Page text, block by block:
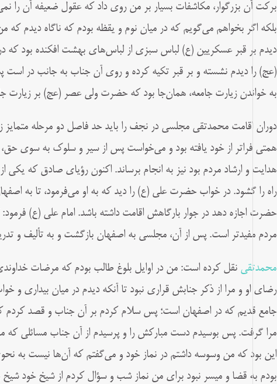
برکت آن بزرگوار، مکاشفات بسيار بر من روی داد که عقول ضعيفه آن را
بلکه اگر بخواهم می‌گويم که در ميان نوم و يقظه بودم که ناگاه ديدم که
ديدم بر قبر عسکريين (ع) لباس سبزی از لباس‌های بهشت افکنده بود که در
(عج) را ديدم نشسته و بر قبر تکيه کرده و روی آن جناب به جانب در
به خواندن زيارت جامعه، همان‌جا بود که حضرت ولی عصر (عج) بر زيارت
دوران اقامت محمدتقی مجلسی در نجف را بايد حد فاصل دو مرحله متمايز
همتی فراتر از خود يافته بود و می‌خواست پس از سير و سلوک به سوی حق،
هدايت و ارشاد مردم بود نيز به انجام برساند. اکنون رؤيای صادق که يکی
راه را گشود. در خواب حضرت علی (ع) را ديد که به او می‌فرمود، تا به
حضرت اجازه دهد در جوار بارگاهش اقامت داشته باشد. امام علی (ع)
مردم مفيدتر است. پس از آن، مجلسی به اصفهان بازگشت و به تأليف و
محمدتقى نقل کرده است: من در اوایل بلوغ طالب بودم که مرضات
رضاى او و مرا از ذکر جنابش قرارى نبود تا آنکه دیدم در میان بیدارى و
جامع قدیم که در اصفهان است؛ پس سلام کردم بر آن جناب و قصد کردم
مرا گرفت. پس بوسیدم دست مبارکش را و پرسیدم از آن جناب مسائلى که
این بود که من وسوسه داشتم در نماز خود و مى‌گفتم که آن‌ها نیست به
بودم به قضا و میسر نبود براى من نماز شب و سؤال کردم از شیخ خود شیخ